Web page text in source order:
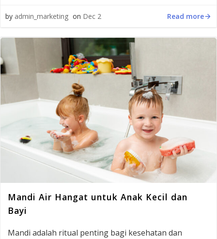
by admin_marketing on Dec 2 Read more
Mandi Air Hangat untuk Anak Kecil dan
Bayi
Mandi adalah ritual penting bagi kesehatan dan